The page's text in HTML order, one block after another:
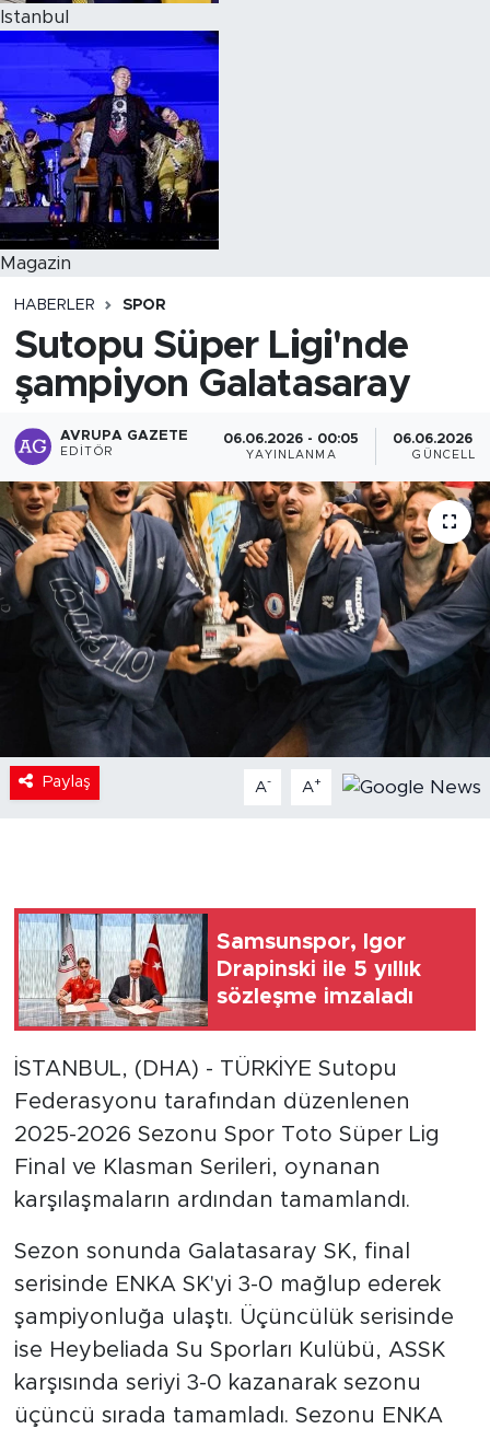
Istanbul
Magazin
HABERLER SPOR
Sutopu Süper Ligi'nde
şampiyon Galatasaray
AVRUPA GAZETE
EDITÖR
06.06.2026 - 00:05
YAYINLANMA
06.06.2026 -
Paylaş A- A+
Samsunspor, Igor
Drapinski ile 5 yıllık
sözleşme imzaladı
İSTANBUL, (DHA) - TÜRKİYE Sutopu
Federasyonu tarafından düzenlenen
2025-2026 Sezonu Spor Toto Süper Lig
Final ve Klasman Serileri, oynanan
karşılaşmaların ardından tamamlandı.
Sezon sonunda Galatasaray SK, final
serisinde ENKA SK'yi 3-0 mağlup ederek
şampiyonluğa ulaştı. Üçüncülük serisinde
ise Heybeliada Su Sporları Kulübü, ASSK
karşısında seriyi 3-0 kazanarak sezonu
üçüncü sırada tamamladı. Sezonu ENKA